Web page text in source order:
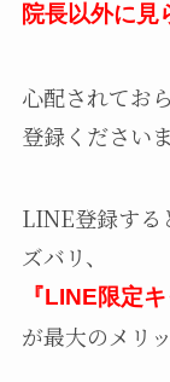
院長以外に見
心配されてお
登録くださいま
LINE登録する
ズバリ、
『LINE限定
が最大のメリ